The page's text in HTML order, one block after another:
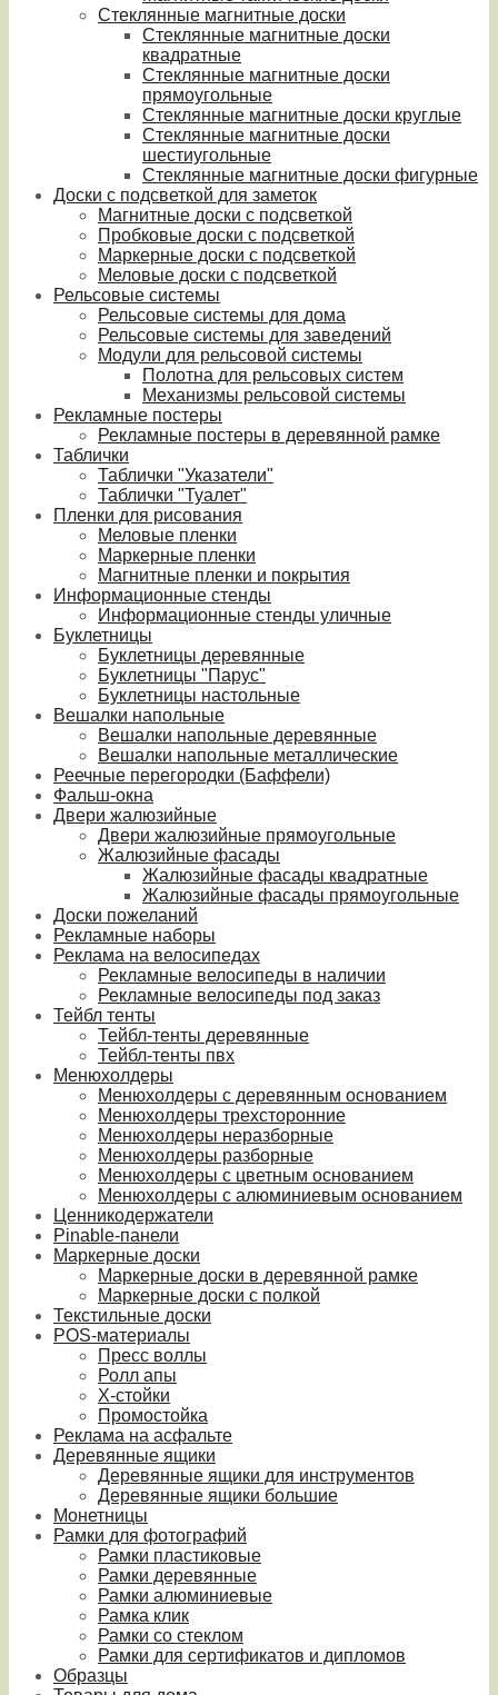
Стеклянные магнитные доски
Стеклянные магнитные доски
квадратные
Стеклянные магнитные доски
прямоугольные
Стеклянные магнитные доски круглые
Стеклянные магнитные доски
шестиугольные
Стеклянные магнитные доски фигурные
Доски с подсветкой для заметок
Магнитные доски с подсветкой
Пробковые доски с подсветкой
Маркерные доски с подсветкой
Меловые доски с подсветкой
Рельсовые системы
Рельсовые системы для дома
Рельсовые системы для заведений
Модули для рельсовой системы
Полотна для рельсовых систем
Механизмы рельсовой системы
Рекламные постеры
Рекламные постеры в деревянной рамке
Таблички
Таблички "Указатели"
Таблички "Туалет"
Пленки для рисования
Меловые пленки
Маркерные пленки
Магнитные пленки и покрытия
Информационные стенды
Информационные стенды уличные
Буклетницы
Буклетницы деревянные
Буклетницы "Парус"
Буклетницы настольные
Вешалки напольные
Вешалки напольные деревянные
Вешалки напольные металлические
Реечные перегородки (Баффели)
Фальш-окна
Двери жалюзийные
Двери жалюзийные прямоугольные
Жалюзийные фасады
Жалюзийные фасады квадратные
Жалюзийные фасады прямоугольные
Доски пожеланий
Рекламные наборы
Реклама на велосипедах
Рекламные велосипеды в наличии
Рекламные велосипеды под заказ
Тейбл тенты
Тейбл-тенты деревянные
Тейбл-тенты пвх
Менюхолдеры
Менюхолдеры с деревянным основанием
Менюхолдеры трехсторонние
Менюхолдеры неразборные
Менюхолдеры разборные
Менюхолдеры с цветным основанием
Менюхолдеры с алюминиевым основанием
Ценникодержатели
Pinable-панели
Маркерные доски
Маркерные доски в деревянной рамке
Маркерные доски с полкой
Текстильные доски
POS-материалы
Пресс воллы
Ролл апы
Х-стойки
Промостойка
Реклама на асфальте
Деревянные ящики
Деревянные ящики для инструментов
Деревянные ящики большие
Монетницы
Рамки для фотографий
Рамки пластиковые
Рамки деревянные
Рамки алюминиевые
Рамка клик
Рамки со стеклом
Рамки для сертификатов и дипломов
Образцы